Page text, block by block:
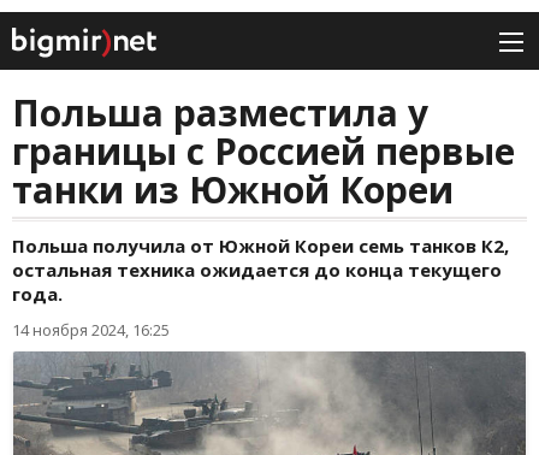
Польша разместила у
границы с Россией первые
танки из Южной Кореи
Польша получила от Южной Кореи семь танков К2,
остальная техника ожидается до конца текущего
года.
14 ноября 2024, 16:25